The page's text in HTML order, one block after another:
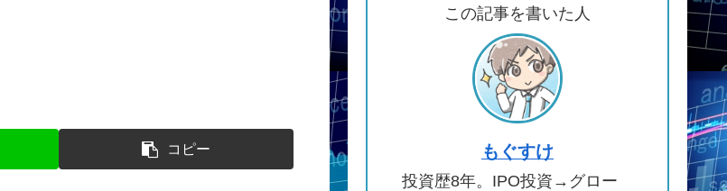
コピー
この記事を書いた人
もぐすけ
投資歴8年。IPO投資→グロー